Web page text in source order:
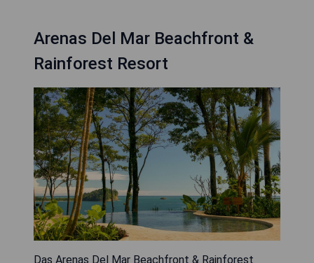
Arenas Del Mar Beachfront &
Rainforest Resort
Das Arenas Del Mar Beachfront & Rainforest